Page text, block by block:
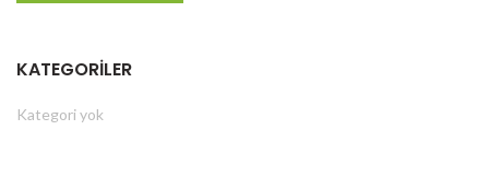
KATEGORILER
Kategori yok